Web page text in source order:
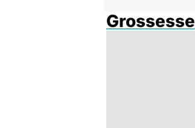
Grossesse